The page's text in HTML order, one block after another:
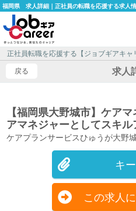
福岡県 求人詳細｜正社員の転職を応援する求人
正社員転職を応援する【ジョブギアキャ
戻る
求人
【福岡県大野城市】ケア
アマネジャーとしてスキル
ケアプランサービスひゅうが大
キ
この求人